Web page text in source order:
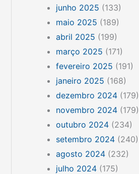
junho 2025 (133)
maio 2025 (189)
abril 2025 (199)
março 2025 (171)
fevereiro 2025 (191)
janeiro 2025 (168)
dezembro 2024 (179)
novembro 2024 (179)
outubro 2024 (234)
setembro 2024 (240)
agosto 2024 (232)
julho 2024 (175)